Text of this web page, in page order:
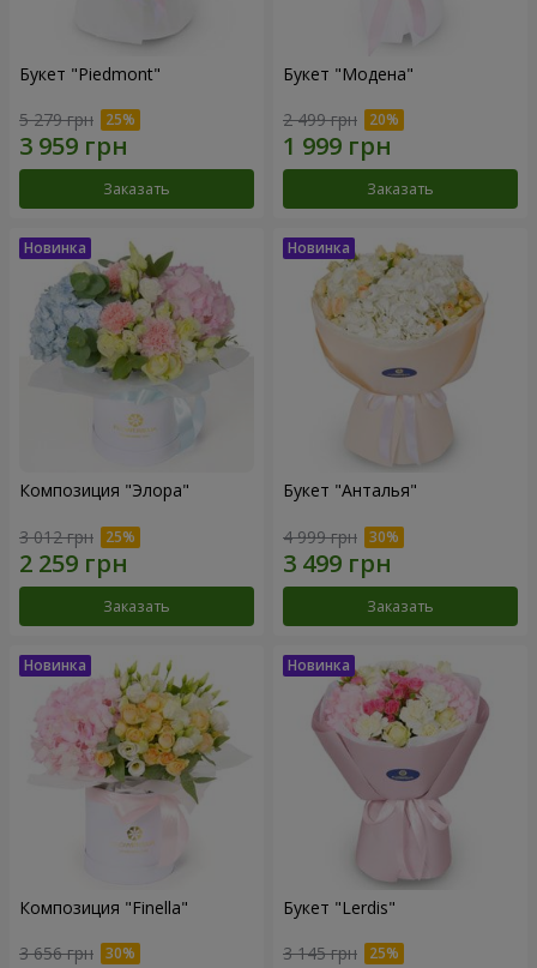
Букет "Piedmont"
5 279 грн
Заказать
Букет "Модена"
2 499 грн
Заказать
Композиция "Элора"
3 012 грн
Заказать
Букет "Анталья"
4 999 грн
Заказать
Композиция "Finella"
3 656 грн
Букет "Lerdis"
3 145 грн